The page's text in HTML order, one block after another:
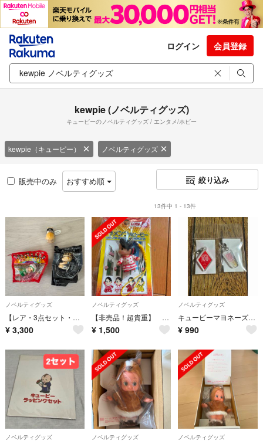
ログイン 会員登録
kewpie (ノベルティグッズ)
キューピーのノベルティグッズ / エンタメ/ホビー
kewpie（キューピー） ノベルティグッズ
販売中のみ おすすめ順 絞り込み
13件中 1 - 13件
ノベルティグッズ
【レア・3点セット・早い者勝ち・即購入OK・匿名配送】キューピー キーホルダー
¥ 3,300
ノベルティグッズ
【非売品！超貴重】 キューピー ルックJTBオリジナル フラメンコキューピー
¥ 1,500
ノベルティグッズ
キューピーマヨネーズ アクリルチャーム2個
¥ 990
ノベルティグッズ ノベルティグッズ ノベルティグッズ